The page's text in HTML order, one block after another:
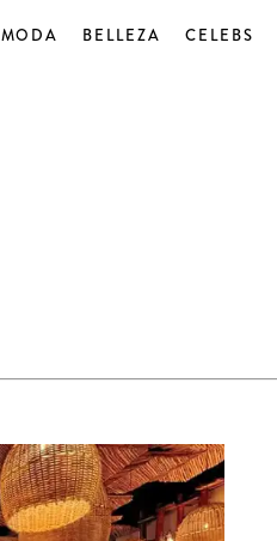
MODA BELLEZA CELEBS